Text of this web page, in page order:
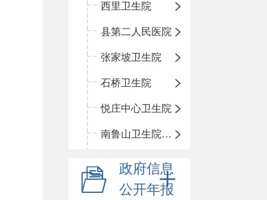
西里卫生院
县第二人民医院
张家坡卫生院
石桥卫生院
悦庄中心卫生院
南鲁山卫生院三岔分院
政府信息
公开年报